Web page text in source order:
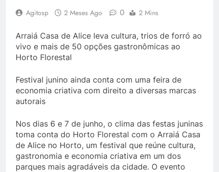
Agitosp 2 Meses Ago 0 2 Mins
Arraiá Casa de Alice leva cultura, trios de forró ao
vivo e mais de 50 opções gastronômicas ao
Horto Florestal
Festival junino ainda conta com uma feira de
economia criativa com direito a diversas marcas
autorais
Nos dias 6 e 7 de junho, o clima das festas juninas
toma conta do Horto Florestal com o Arraiá Casa
de Alice no Horto, um festival que reúne cultura,
gastronomia e economia criativa em um dos
parques mais agradáveis da cidade. O evento